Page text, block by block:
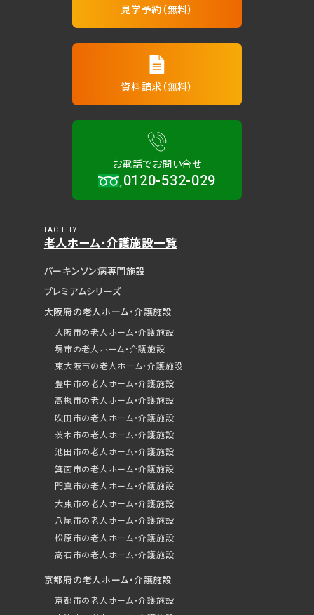
見学予約（無料）
資料請求（無料）
お電話でお問い合せ
0120-532-029
FACILITY
老人ホーム・介護施設一覧
パーキンソン病専門施設
プレミアムシリーズ
大阪府の老人ホーム・介護施設
大阪市の老人ホーム・介護施設
堺市の老人ホーム・介護施設
東大阪市の老人ホーム・介護施設
豊中市の老人ホーム・介護施設
高槻市の老人ホーム・介護施設
吹田市の老人ホーム・介護施設
茨木市の老人ホーム・介護施設
池田市の老人ホーム・介護施設
箕面市の老人ホーム・介護施設
門真市の老人ホーム・介護施設
大東市の老人ホーム・介護施設
八尾市の老人ホーム・介護施設
松原市の老人ホーム・介護施設
高石市の老人ホーム・介護施設
京都府の老人ホーム・介護施設
京都市の老人ホーム・介護施設